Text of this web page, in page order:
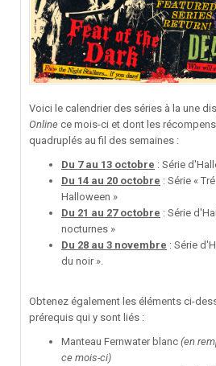
Voici le calendrier des séries à la une
Online ce mois-ci et dont les
quadruplés au fil des semaines :
Du 7 au 13 octobre : Série
Du 14 au 20 octobre : Série «
Halloween »
Du 21 au 27 octobre : Série
nocturnes »
Du 28 au 3 novembre : Série
du noir ».
Obtenez également les éléments ci-
prérequis qui y sont liés :
Manteau Fernwater blanc (en
ce mois-ci)